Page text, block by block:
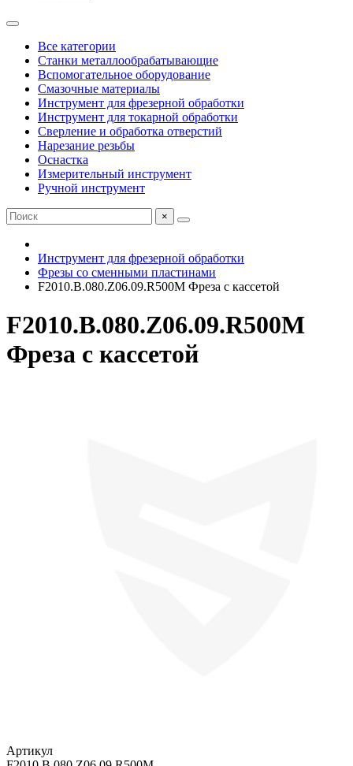
Все категории
Станки металлообрабатывающие
Вспомогательное оборудование
Смазочные материалы
Инструмент для фрезерной обработки
Инструмент для токарной обработки
Сверление и обработка отверстий
Нарезание резьбы
Оснастка
Измерительный инструмент
Ручной инструмент
×
Инструмент для фрезерной обработки
Фрезы со сменными пластинами
F2010.B.080.Z06.09.R500M Фреза с кассетой
F2010.B.080.Z06.09.R500M
Фреза с кассетой
Артикул